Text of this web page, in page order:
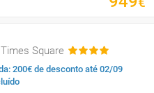
Square
200€ de desconto até 02/09